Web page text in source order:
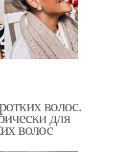
волос.
для
волос